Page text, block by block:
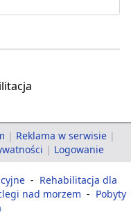
| Reklama w serwisie |
| Logowanie
- Rehabilitacja dla
nad morzem - Pobyty